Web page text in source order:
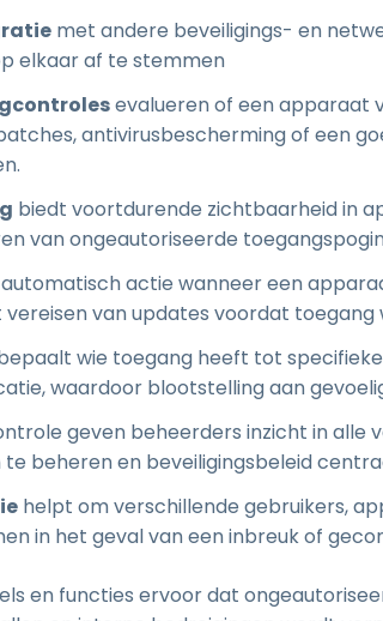
met andere beveiligings- en
elkaar af te stemmen
evalueren of een apparaat
antivirusbescherming of een
biedt voortdurende zichtbaarheid in
van ongeautoriseerde
actie wanneer een
vereisen van updates voordat
wie toegang heeft tot
waardoor blootstelling aan
geven beheerders inzicht in alle
beheren en beveiligingsbeleid
helpt om verschillende gebruikers,
in het geval van een inbreuk of
en functies ervoor dat